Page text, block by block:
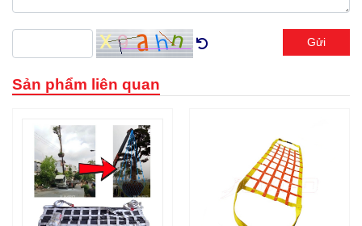
Gửi
Sản phẩm liên quan